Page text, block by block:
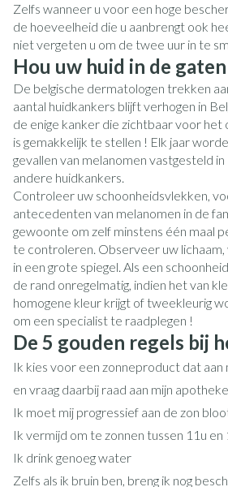
Zelfs wanneer u voor een hoge
de hoeveelheid die u aanbrengt ook
niet vergeten u om de twee uur in te
Hou uw huid in de
De belgische dermatologen trekken
aantal huidkankers blijft verhogen in
de enige kanker die zichtbaar voor het
is gemakkelijk te stellen ! Elk jaar
gevallen van melanomen vastgesteld
andere huidkankers.
Controleer uw schoonheidsvlekken,
antecedenten van melanomen in de
gewoonte om zelf minstens één maal
te controleren. Observeer uw
in een grote spiegel. Als een
de rand onregelmatig, indien het van
homogene kleur krijgt of tweekleurig
om een specialist te raadplegen !
De 5 gouden regels bij
Ik kies voor een zonneproduct dat aan
en vraag daarbij raad aan mijn
Ik moet mij progressief aan de zon
Ik vermijd om te zonnen tussen 11u en
Ik drink genoeg water
Zelfs als ik bruin ben, breng ik nog